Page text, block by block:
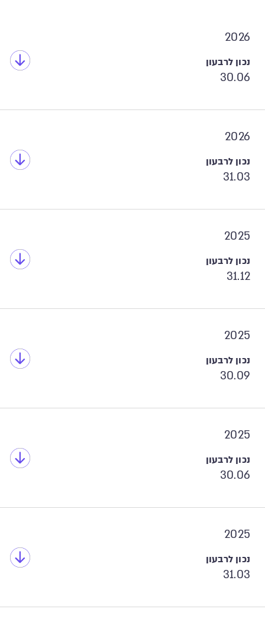
2026
30.06
2026
31.03
2025
31.12
2025
30.09
2025
30.06
2025
31.03